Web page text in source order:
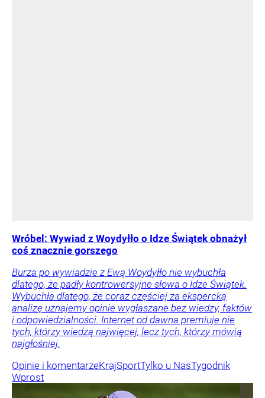
Wróbel: Wywiad z Woydyłło o Idze Świątek obnażył
coś znacznie gorszego
Burza po wywiadzie z Ewą Woydyłło nie wybuchła
dlatego, że padły kontrowersyjne słowa o Idze Świątek.
Wybuchła dlatego, że coraz częściej za ekspercką
analizę uznajemy opinie wygłaszane bez wiedzy, faktów
i odpowiedzialności. Internet od dawna premiuje nie
tych, którzy wiedzą najwięcej, lecz tych, którzy mówią
najgłośniej.
Opinie i komentarzeKrajSportTylko u NasTygodnik
Wprost